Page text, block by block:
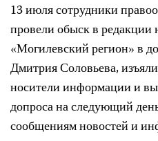
13 июля сотрудники
провели обыск в редакции
«Могилевский регион» в
Дмитрия Соловьева,
носители информации и
допроса на следующий
сообщениям новостей и